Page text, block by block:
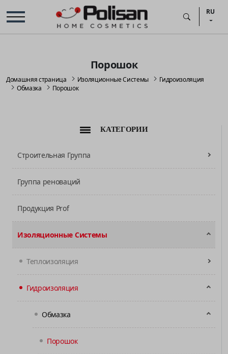
RU
Порошок
Домашняя страница Изоляционные Системы
Гидроизоляция
Обмазка
Порошок
КАТЕГОРИИ
Строительная Группа
Группа реноваций
Продукция Prof
Изоляционные Системы
Теплоизоляция
Гидроизоляция
Обмазка
Порошок